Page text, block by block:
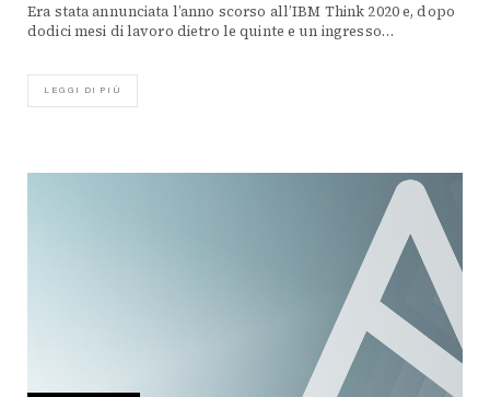
Era stata annunciata l’anno scorso all’IBM Think 2020 e, dopo
dodici mesi di lavoro dietro le quinte e un ingresso…
LEGGI DI PIÙ